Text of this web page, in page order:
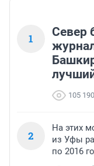
1
Север
105 190
2
На этих
из Уфы
по 2016